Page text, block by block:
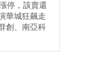
停，該賣還
華城狂飆走
創、南亞科